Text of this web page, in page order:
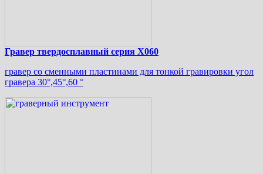
Гравер твердосплавный серия X060
гравер со сменными пластинами для тонкой гравировки угол
гравера 30°,45°,60 °